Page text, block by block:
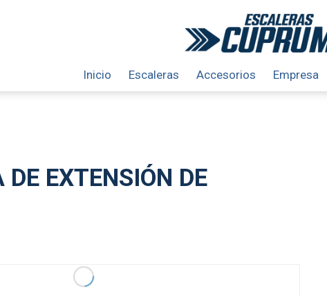
Inicio Escaleras Accesorios Empresa
DE EXTENSIÓN DE